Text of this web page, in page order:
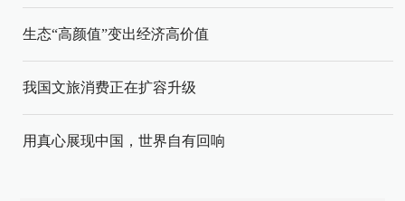
生态“高颜值”变出经济高价值
我国文旅消费正在扩容升级
用真心展现中国，世界自有回响